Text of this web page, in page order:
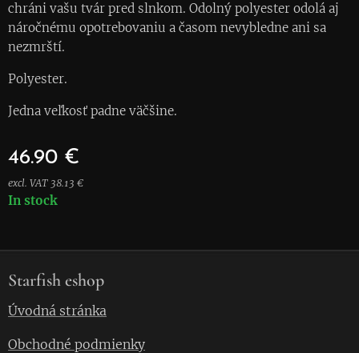
chráni vašu tvár pred slnkom. Odolný polyester odolá aj
náročnému opotrebovaniu a časom nevybledne ani sa
nezmrští.
Polyester.
Jedna veľkosť padne väčšine.
46.90 €
excl. VAT 38.13 €
In stock
Starfish eshop
Úvodná stránka
Obchodné podmienky